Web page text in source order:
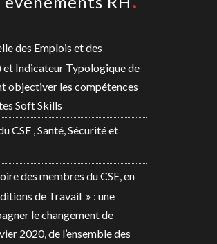
des Emplois et des
et Indicateur Typologique de
objectiver les compétences
Soft Skills
CSE , Santé, Sécurité et
des membres du CSE, en
de Travail » : une
le changement de
2020, de l’ensemble des